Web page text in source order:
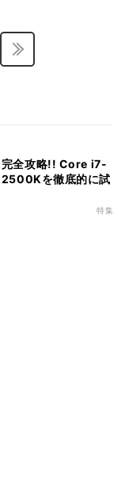
完全攻略!! Core i7-
を徹底的に試
特集